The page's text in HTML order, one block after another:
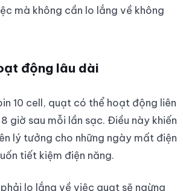
mà không cần lo lắng về không
động lâu dài
10 cell, quạt có thể hoạt động liên
giờ sau mỗi lần sạc. Điều này khiến
lý tưởng cho những ngày mất điện
tiết kiệm điện năng.
lo lắng về việc quạt sẽ ngừng